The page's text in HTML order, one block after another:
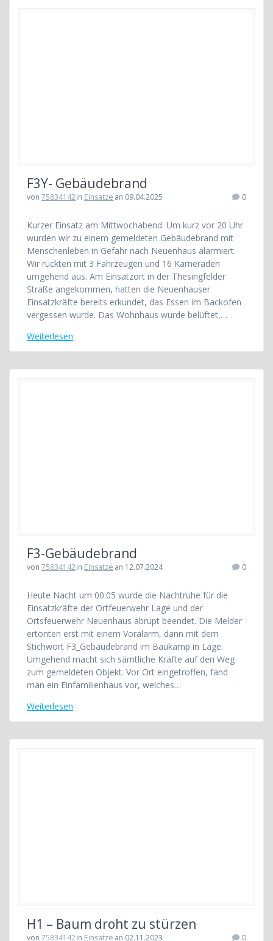
F3Y- Gebäudebrand
von 75834142in Einsatze an 09.04.2025 0
Kurzer Einsatz am Mittwochabend. Um kurz vor 20 Uhr
wurden wir zu einem gemeldeten Gebäudebrand mit
Menschenleben in Gefahr nach Neuenhaus alarmiert.
Wir rückten mit 3 Fahrzeugen und 16 Kameraden
umgehend aus. Am Einsatzort in der Thesingfelder
Straße angekommen, hatten die Neuenhauser
Einsatzkräfte bereits erkundet, das Essen im Backofen
vergessen wurde. Das Wohnhaus wurde belüftet,…
Weiterlesen
F3-Gebäudebrand
von 75834142in Einsatze an 12.07.2024 0
Heute Nacht um 00:05 wurde die Nachtruhe für die
Einsatzkräfte der Ortfeuerwehr Lage und der
Ortsfeuerwehr Neuenhaus abrupt beendet. Die Melder
ertönten erst mit einem Voralarm, dann mit dem
Stichwort F3_Gebäudebrand im Baukamp in Lage.
Umgehend macht sich sämtliche Kräfte auf den Weg
zum gemeldeten Objekt. Vor Ort eingetroffen, fand
man ein Einfamilienhaus vor, welches…
Weiterlesen
H1 – Baum droht zu stürzen
von 75834142in Einsatze an 02.11.2023 0